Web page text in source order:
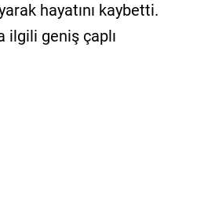
hayatını kaybetti.
ilgili geniş çaplı